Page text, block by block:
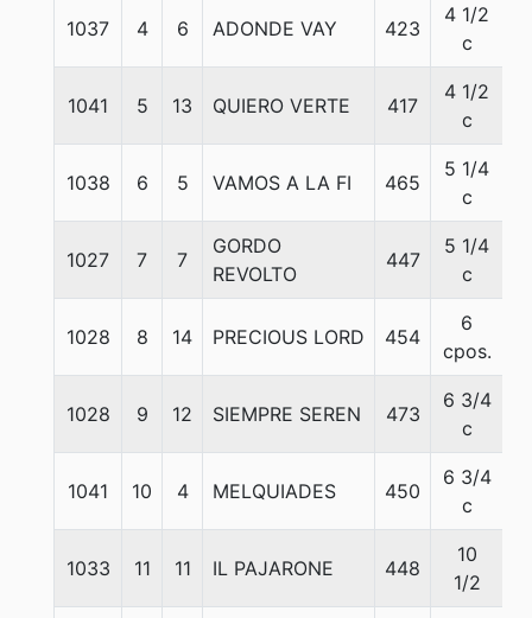
1037 4 6 ADONDE VAY 423
4 1/2
c
1041 5 13 QUIERO VERTE 417
4 1/2
c
1038 6 5 VAMOS A LA FI 465
5 1/4
c
1027 7 7
GORDO
REVOLTO
447
5 1/4
c
1028 8 14 PRECIOUS LORD 454
6
cpos.
1028 9 12 SIEMPRE SEREN 473
6 3/4
c
1041 10 4 MELQUIADES 450
6 3/4
c
1033 11 11 IL PAJARONE 448
10
1/2